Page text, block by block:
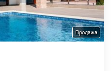
Продажа